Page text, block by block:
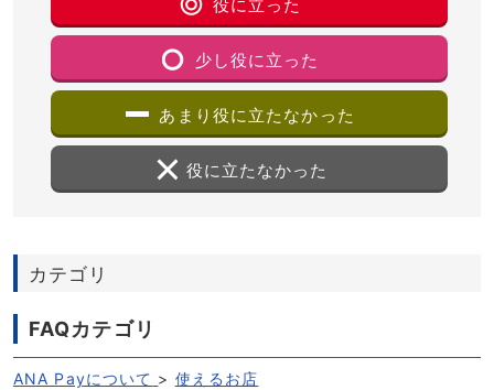
役に立った
少し役に立った
あまり役に立たなかった
役に立たなかった
カテゴリ
FAQカテゴリ
ANA Payについて > 使えるお店